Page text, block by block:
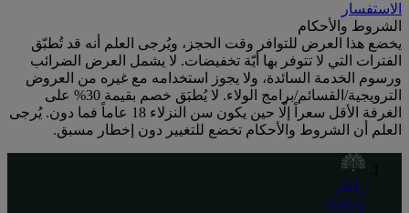
الاستفسار
الشروط والأحكام
يخضع هذا العرض للتوافر وقت الحجز، ويُرجى العلم أنه قد تُطبّق
الفترات التي لا تتوفر بها أيّة تخفيضات. لا يشمل العرض الضرائب
ورسوم الخدمة السائدة، ولا يجوز استخدامه مع غيره من العروض
الترويجية/القسائم/برامج الولاء. لا يُطبَق خصم بقيمة 30% على
الغرفة الأقل سعراً إلّا حين يكون سن النزلاء 18 عاماً فما دون. يُرجى
العلم أن الشروط والأحكام تخضع للتغيير دون إخطار مسبق.
رافلز
Arabic